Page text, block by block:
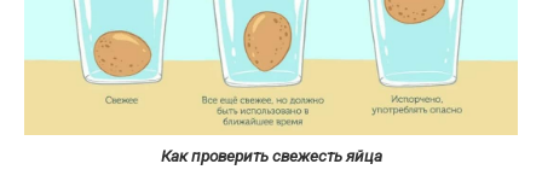
Как проверить свежесть яйца